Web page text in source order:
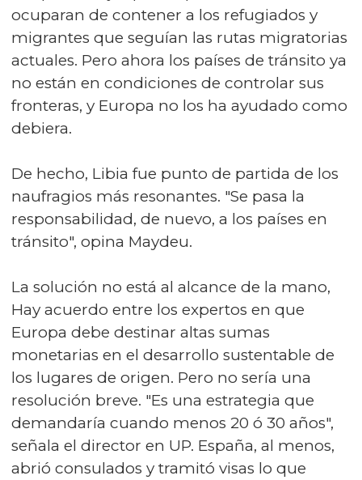
ocuparan de contener a los refugiados y
migrantes que seguían las rutas migratorias
actuales. Pero ahora los países de tránsito ya
no están en condiciones de controlar sus
fronteras, y Europa no los ha ayudado como
debiera.
De hecho, Libia fue punto de partida de los
naufragios más resonantes. "Se pasa la
responsabilidad, de nuevo, a los países en
tránsito", opina Maydeu.
La solución no está al alcance de la mano,
Hay acuerdo entre los expertos en que
Europa debe destinar altas sumas
monetarias en el desarrollo sustentable de
los lugares de origen. Pero no sería una
resolución breve. "Es una estrategia que
demandaría cuando menos 20 ó 30 años",
señala el director en UP. España, al menos,
abrió consulados y tramitó visas lo que